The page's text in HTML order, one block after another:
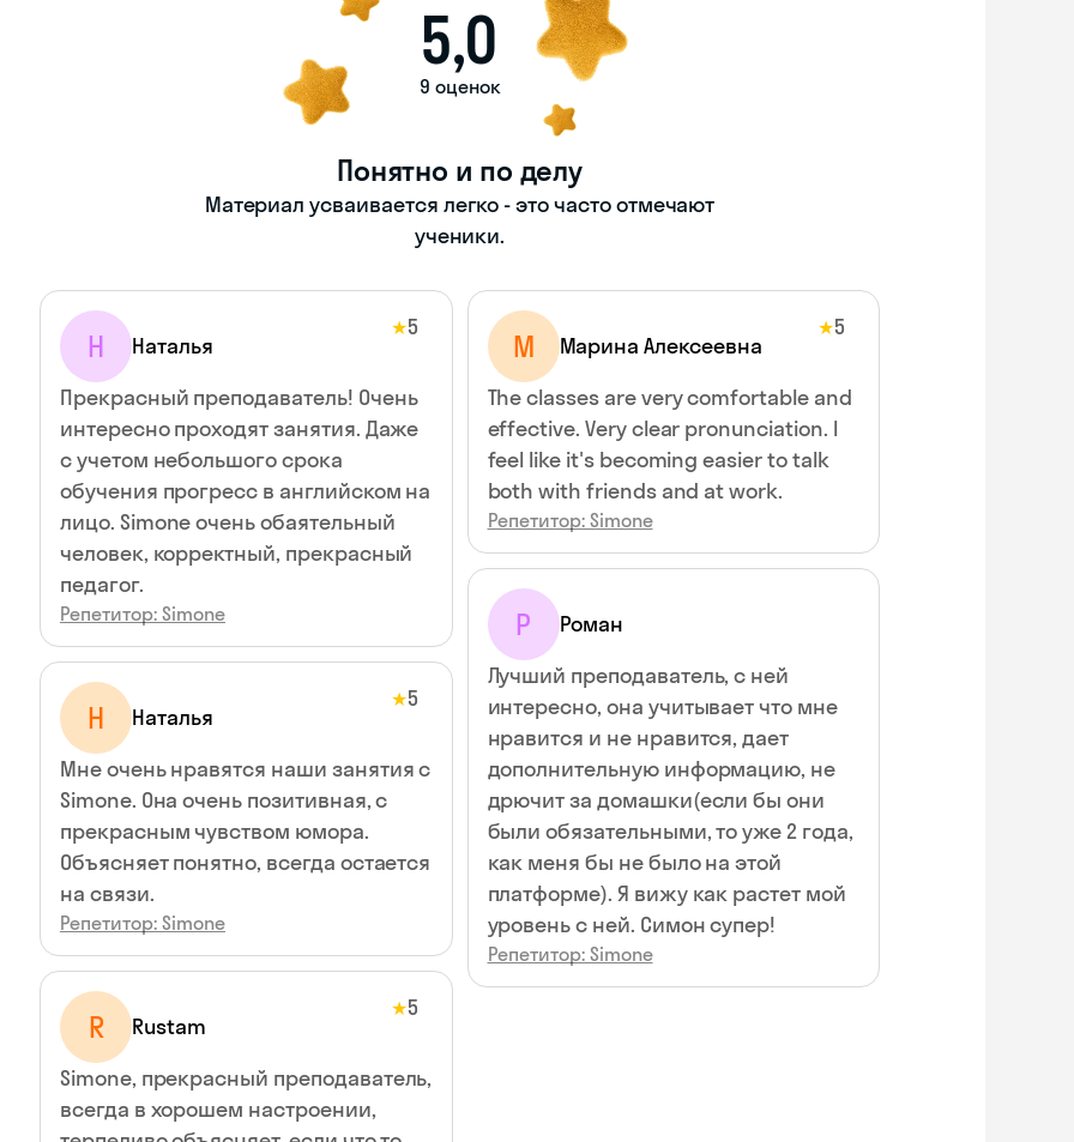
5,0
9 оценок
Понятно и по делу
Материал усваивается легко - это часто отмечают
ученики.
Н Наталья
★5
Прекрасный преподаватель! Очень
интересно проходят занятия. Даже
с учетом небольшого срока
обучения прогресс в английском на
лицо. Simone очень обаятельный
человек, корректный, прекрасный
педагог.
Репетитор: Simone
Н Наталья
★5
Мне очень нравятся наши занятия с
Simone. Она очень позитивная, с
прекрасным чувством юмора.
Объясняет понятно, всегда остается
на связи.
Репетитор: Simone
R Rustam
★5
Simone, прекрасный преподаватель,
всегда в хорошем настроении,
М Марина Алексеевна
★5
The classes are very comfortable and
effective. Very clear pronunciation. I
feel like it's becoming easier to talk
both with friends and at work.
Репетитор: Simone
Р
Роман
Лучший преподаватель, с ней
интересно, она учитывает что мне
нравится и не нравится, дает
дополнительную информацию, не
дрючит за домашки(если бы они
были обязательными, то уже 2 года,
как меня бы не было на этой
платформе). Я вижу как растет мой
уровень с ней. Симон супер!
Репетитор: Simone